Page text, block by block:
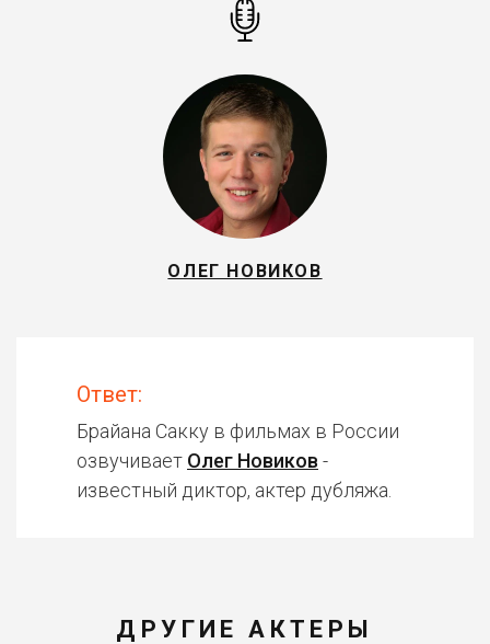
ОЛЕГ НОВИКОВ
Ответ:
Брайана Сакку в фильмах в России
озвучивает Олег Новиков -
известный диктор, актер дубляжа.
ДРУГИЕ АКТЕРЫ